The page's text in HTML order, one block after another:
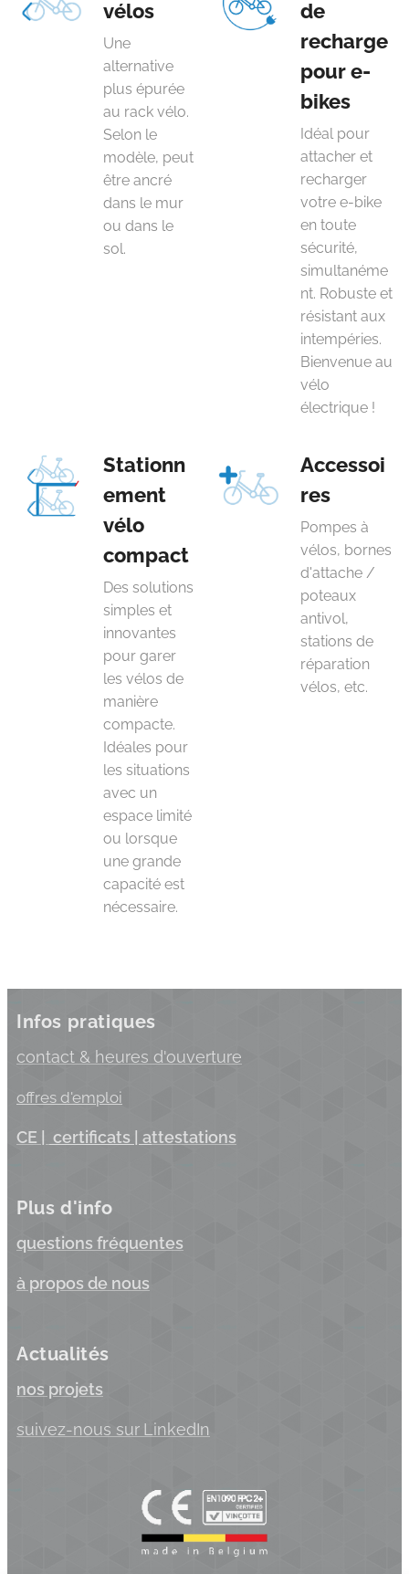
vélos
Une
alternative
plus épurée
au rack vélo.
Selon le
modèle, peut
être ancré
dans le mur
ou dans le
sol.
de
recharge
pour e-
bikes
Idéal pour
attacher et
recharger
votre e-bike
en toute
sécurité,
simultanéme
nt. Robuste et
résistant aux
intempéries.
Bienvenue au
vélo
électrique !
Stationn
ement
vélo
compact
Des solutions
simples et
innovantes
pour garer
les vélos de
manière
compacte.
Idéales pour
les situations
avec un
espace limité
ou lorsque
une grande
capacité est
nécessaire.
Accessoi
res
Pompes à
vélos, bornes
d'attache /
poteaux
antivol,
stations de
réparation
vélos, etc.
Infos pratiques
contact & heures d'ouverture
offres d'emploi
CE | certificats | attestations
Plus d'info
questions fréquentes
à propos de nous
Actualités
nos projets
suivez-nous sur LinkedIn